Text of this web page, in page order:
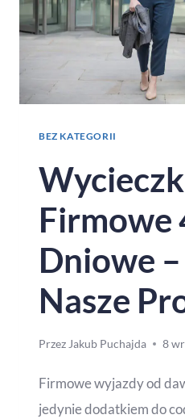
BEZ KATEGORII
Firmowe
Dniowe
Nasze
PrzezJakub Puchajda 8
Firmowe wyjazdy od
jedynie dodatkiem do